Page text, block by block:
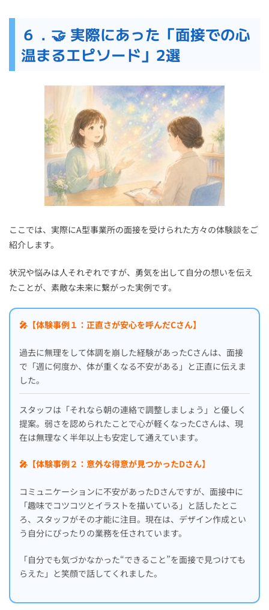
６．🤝 実際にあった「面接での心
温まるエピソード」2選
ここでは、実際にA型事業所の面接を受けられた方々の体験談をご
紹介します。
状況や悩みは人それぞれですが、勇気を出して自分の想いを伝え
たことが、素敵な未来に繋がった実例です。
🎤【体験事例１：正直さが安心を呼んだCさん】
過去に無理をして体調を崩した経験があったCさんは、面接
で「週に何度か、体が重くなる不安がある」と正直に伝えま
した。
スタッフは「それなら朝の連絡で調整しましょう」と優しく
提案。弱さを認められたことで心が軽くなったCさんは、現
在は無理なく半年以上も安定して通えています。
🎤【体験事例２：意外な得意が見つかったDさん】
コミュニケーションに不安があったDさんですが、面接中に
「趣味でコツコツとイラストを描いている」と話したとこ
ろ、スタッフがその才能に注目。現在は、デザイン作成とい
う自分にぴったりの業務を任されています。
「自分でも気づかなかった“できること”を面接で見つけても
らえた」と笑顔で話してくれました。